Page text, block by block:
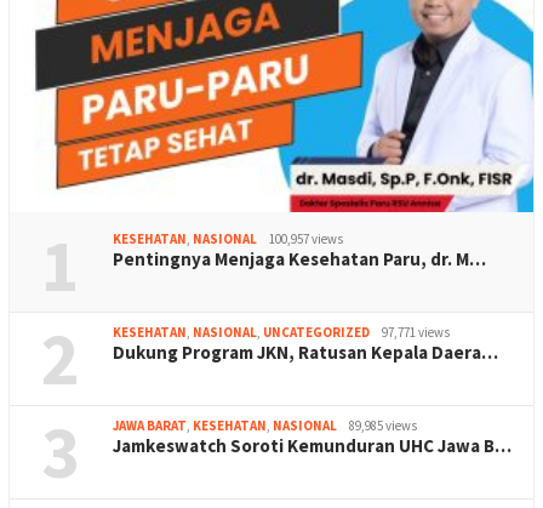
1 KESEHATAN, NASIONAL 100,957 views
Pentingnya Menjaga Kesehatan Paru, dr. M…
2 KESEHATAN, NASIONAL, UNCATEGORIZED 97,771 views
Dukung Program JKN, Ratusan Kepala Daera…
3 JAWA BARAT, KESEHATAN, NASIONAL 89,985 views
Jamkeswatch Soroti Kemunduran UHC Jawa B…